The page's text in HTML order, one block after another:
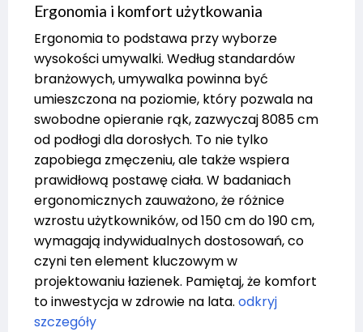
Ergonomia i komfort użytkowania
Ergonomia to podstawa przy wyborze
wysokości umywalki. Według standardów
branżowych, umywalka powinna być
umieszczona na poziomie, który pozwala na
swobodne opieranie rąk, zazwyczaj 8085 cm
od podłogi dla dorosłych. To nie tylko
zapobiega zmęczeniu, ale także wspiera
prawidłową postawę ciała. W badaniach
ergonomicznych zauważono, że różnice
wzrostu użytkowników, od 150 cm do 190 cm,
wymagają indywidualnych dostosowań, co
czyni ten element kluczowym w
projektowaniu łazienek. Pamiętaj, że komfort
to inwestycja w zdrowie na lata. odkryj
szczegóły